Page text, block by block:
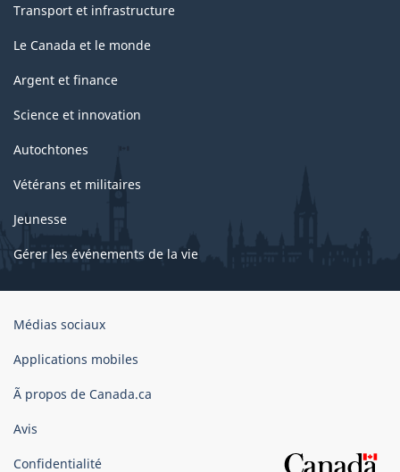
Transport et infrastructure
Le Canada et le monde
Argent et finance
Science et innovation
Autochtones
Vétérans et militaires
Jeunesse
Gérer les événements de la vie
Organisation
gouvernement
Canada
Médias sociaux
Applications mobiles
Ã propos de Canada.ca
Avis
Confidentialité